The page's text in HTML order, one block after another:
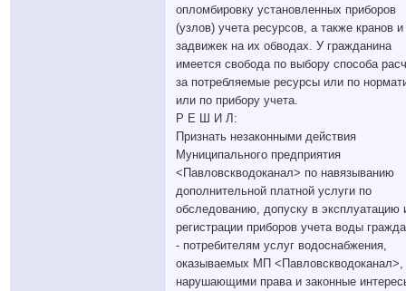
опломбировку установленных приборов
(узлов) учета ресурсов, а также кранов и
задвижек на их обводах. У гражданина
имеется свобода по выбору способа
за потребляемые ресурсы или по
или по прибору учета.
Р Е Ш И Л:
Признать незаконными действия
Муниципального предприятия
<Павловскводоканал> по навязыванию
дополнительной платной услуги по
обследованию, допуску в эксплуатацию
регистрации приборов учета воды
- потребителям услуг водоснабжения,
оказываемых МП <Павловскводоканал>,
нарушающими права и законные